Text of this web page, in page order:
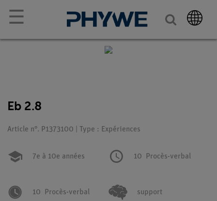
☰
Eb 2.8
Article n°. P1373100 | Type : Expériences
7e à 10e années 10 Procès-verbal
10 Procès-verbal support